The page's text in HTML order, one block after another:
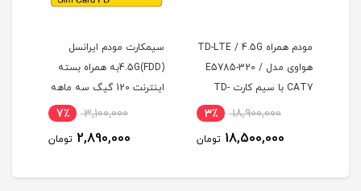
مودم همراه TD-LTE / 4.5G
هواوی مدل E5785-320 /
CAT7 با سیم کارت TD-
LTE و اینترنت 50 گیگ یک18,900,000 3٪
18,500,000 تومان
سیمکارت مودم ایرانسل
4.5G(FDD)به همراه بسته
اینترنت 120 گیگ سه ماهه
(مخصوص مودم )
3,100,000 7٪
2,890,000 تومان